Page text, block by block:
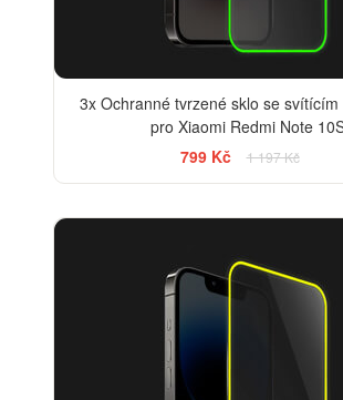
3x Ochranné tvrzené sklo se svítícím
pro Xiaomi Redmi Note
799 Kč
1 197 Kč